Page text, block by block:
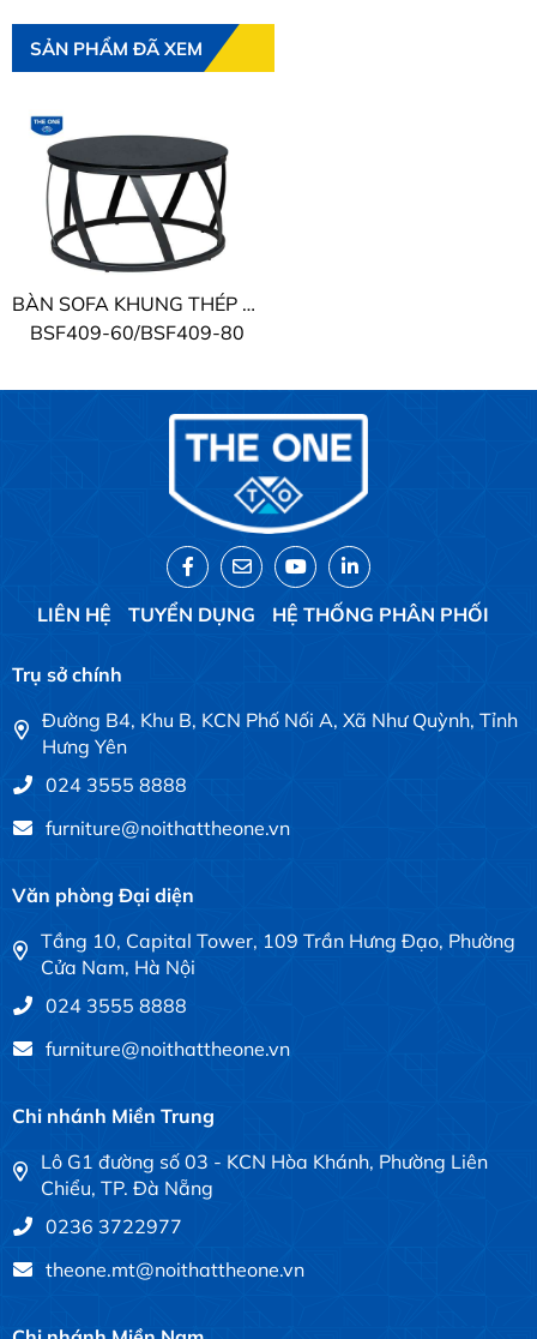
SẢN PHẨM ĐÃ XEM
BÀN SOFA KHUNG THÉP THE ONE
BSF409-60/BSF409-80
LIÊN HỆ TUYỂN DỤNG HỆ THỐNG PHÂN PHỐI
Trụ sở chính
Đường B4, Khu B, KCN Phố Nối A, Xã Như Quỳnh, Tỉnh
Hưng Yên
024 3555 8888
furniture@noithattheone.vn
Văn phòng Đại diện
Tầng 10, Capital Tower, 109 Trần Hưng Đạo, Phường
Cửa Nam, Hà Nội
024 3555 8888
furniture@noithattheone.vn
Chi nhánh Miền Trung
Lô G1 đường số 03 - KCN Hòa Khánh, Phường Liên
Chiểu, TP. Đà Nẵng
0236 3722977
theone.mt@noithattheone.vn